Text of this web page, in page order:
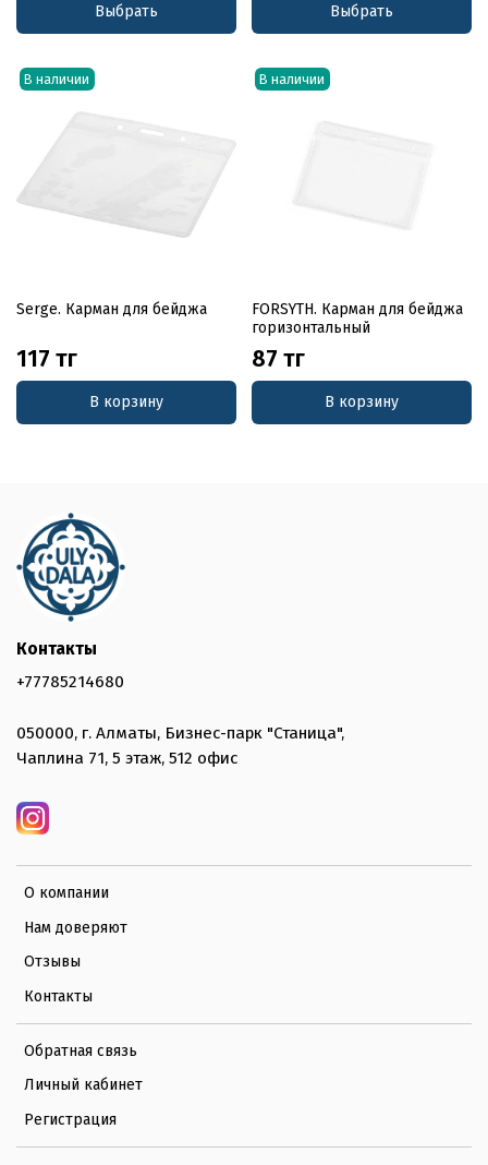
Выбрать Выбрать
В наличии
Serge. Карман для бейджа
117 тг
В корзину
В наличии
FORSYTH. Карман для бейджа
горизонтальный
87 тг
В корзину
О компании
Нам доверяют
Отзывы
Контакты
Обратная связь
Личный кабинет
Регистрация
Контакты
+77785214680
050000, г. Алматы, Бизнес-парк "Станица",
Чаплина 71, 5 этаж, 512 офис